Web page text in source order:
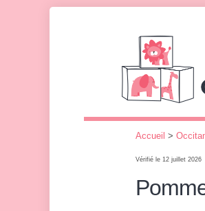
Accueil >
Vérifié le 12 juillet 2026